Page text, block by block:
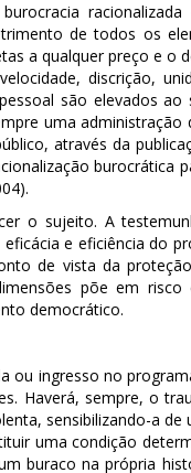
de todos os
a qualquer preço e o
discrição,
são elevados
uma administração
através da
burocrática
o sujeito. A
e eficiência do
de vista da
põe em
democrático.
ou ingresso no
Haverá, sempre, o
sensibilizando-a de
uma condição
buraco na própria